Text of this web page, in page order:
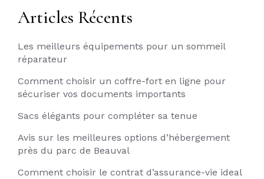
Articles Récents
Les meilleurs équipements pour un sommeil
réparateur
Comment choisir un coffre-fort en ligne pour
sécuriser vos documents importants
Sacs élégants pour compléter sa tenue
Avis sur les meilleures options d’hébergement
près du parc de Beauval
Comment choisir le contrat d’assurance-vie ideal